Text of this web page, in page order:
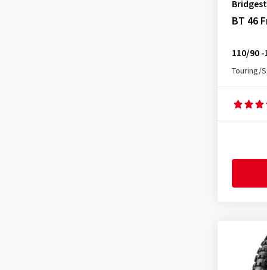
BT 46
110/90 -
Touring/